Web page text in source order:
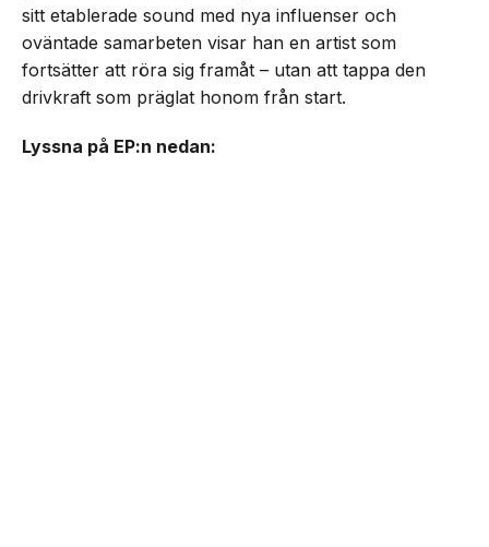
sitt etablerade sound med nya influenser och
oväntade samarbeten visar han en artist som
fortsätter att röra sig framåt – utan att tappa den
drivkraft som präglat honom från start.
Lyssna på EP:n nedan: